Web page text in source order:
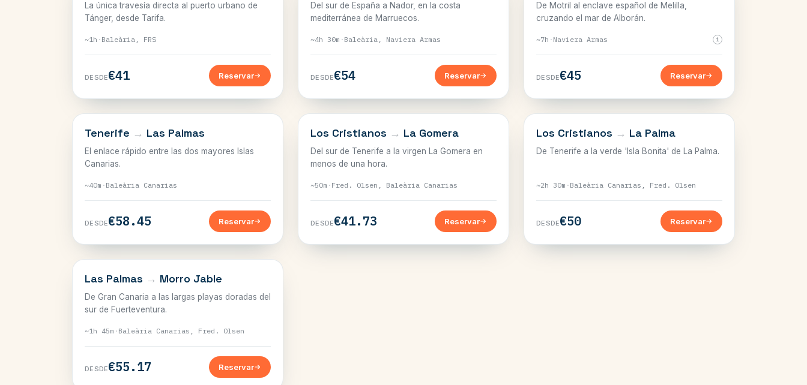
La única travesía directa al puerto urbano de
Tánger, desde Tarifa.
~1h · Baleària, FRS
DESDE€41 Reservar
Del sur de España a Nador, en la costa
mediterránea de Marruecos.
~4h 30m · Baleària, Naviera Armas
DESDE€54 Reservar
De Motril al enclave español de Melilla,
cruzando el mar de Alborán.
~7h · Naviera Armas i
DESDE€45 Reservar
CANARIAS
Tenerife → Las Palmas
El enlace rápido entre las dos mayores Islas
Canarias.
~40m · Baleària Canarias
DESDE€58.45 Reservar
CANARIAS
Los Cristianos → La Gomera
Del sur de Tenerife a la virgen La Gomera en
menos de una hora.
~50m · Fred. Olsen, Baleària Canarias
DESDE€41.73 Reservar
CANARIAS
Los Cristianos → La Palma
De Tenerife a la verde 'Isla Bonita' de La Palma.
~2h 30m · Baleària Canarias, Fred. Olsen
DESDE€50 Reservar
CANARIAS
Las Palmas → Morro Jable
De Gran Canaria a las largas playas doradas del
sur de Fuerteventura.
~1h 45m · Baleària Canarias, Fred. Olsen
DESDE€55.17 Reservar